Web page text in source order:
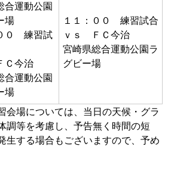
合運動公園
場
０ 練習試
Ｃ今治
合運動公園
場
１１：００ 練習試合
ｖｓ ＦＣ今治
宮崎県総合運動公園ラ
グビー場
会場については、当日の天候・グラ
調等を考慮し、予告無く時間の短
生する場合もございますので、予め